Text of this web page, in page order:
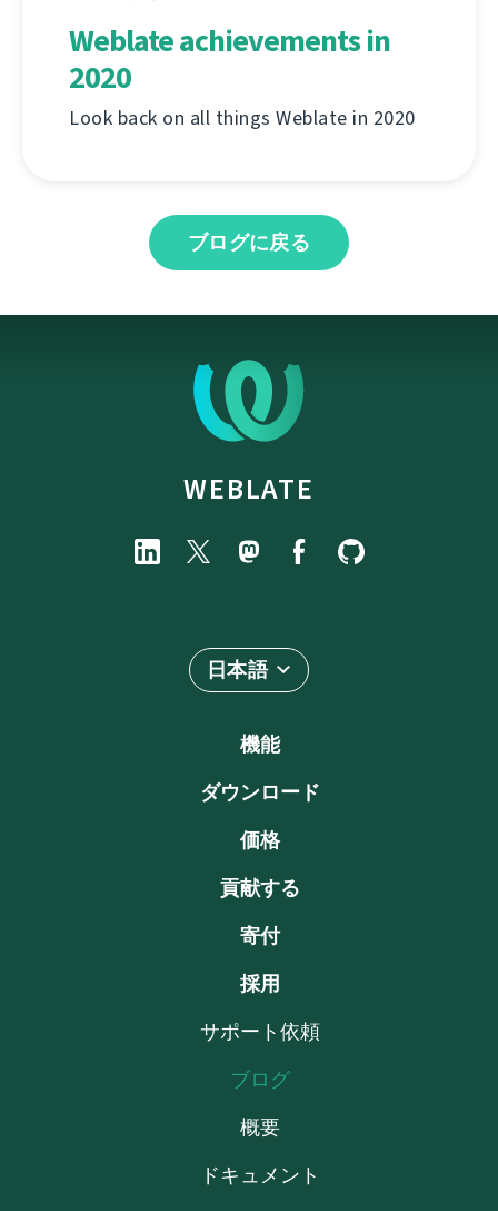
Weblate achievements in
2020
Look back on all things Weblate in 2020
ブログに戻る
WEBLATE
日本語
機能
ダウンロード
価格
貢献する
寄付
採用
サポート依頼
ブログ
概要
ドキュメント